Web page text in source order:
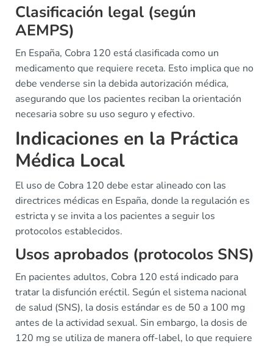
Clasificación legal (según
AEMPS)
En España, Cobra 120 está clasificada como un
medicamento que requiere receta. Esto implica que no
debe venderse sin la debida autorización médica,
asegurando que los pacientes reciban la orientación
necesaria sobre su uso seguro y efectivo.
Indicaciones en la Práctica
Médica Local
El uso de Cobra 120 debe estar alineado con las
directrices médicas en España, donde la regulación es
estricta y se invita a los pacientes a seguir los
protocolos establecidos.
Usos aprobados (protocolos SNS)
En pacientes adultos, Cobra 120 está indicado para
tratar la disfunción eréctil. Según el sistema nacional
de salud (SNS), la dosis estándar es de 50 a 100 mg
antes de la actividad sexual. Sin embargo, la dosis de
120 mg se utiliza de manera off-label, lo que requiere